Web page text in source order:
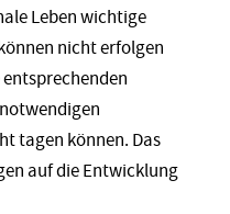
Leben wichtige
nicht erfolgen
tagen können. Das
auf die Entwicklung